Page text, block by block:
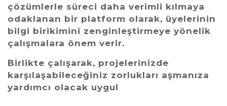
çözümlerle süreci daha verimli kılmaya
odaklanan bir platform olarak, üyelerinin
bilgi birikimini zenginleştirmeye yönelik
çalışmalara önem verir.
Birlikte çalışarak, projelerinizde
karşılaşabileceğiniz zorlukları aşmanıza
yardımcı olacak uygul